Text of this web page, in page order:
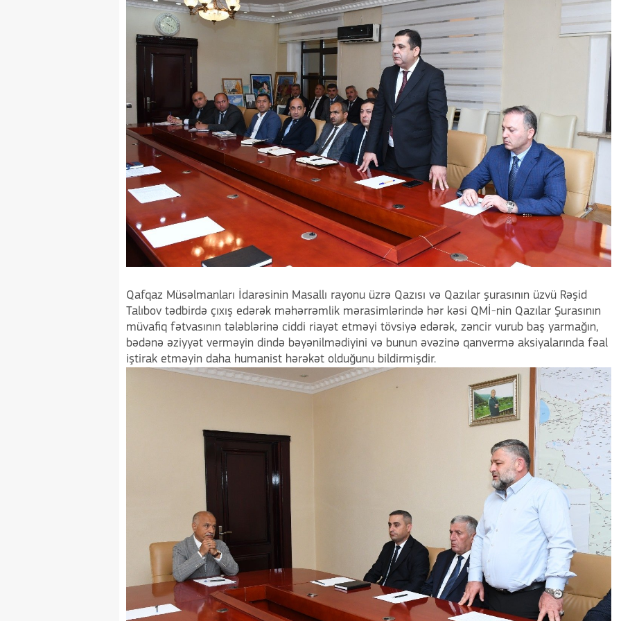
Qafqaz Müsəlmanları İdarəsinin Masallı rayonu üzrə Qazısı və Qazılar şurasının üzvü Rəşid
Talıbov tədbirdə çıxış edərək məhərrəmlik mərasimlərində hər kəsi QMİ-nin Qazılar Şurasının
müvafiq fətvasının tələblərinə ciddi riayət etməyi tövsiyə edərək, zəncir vurub baş yarmağın,
bədənə əziyyət verməyin dində bəyənilmədiyini və bunun əvəzinə qanvermə aksiyalarında fəal
iştirak etməyin daha humanist hərəkət olduğunu bildirmişdir.